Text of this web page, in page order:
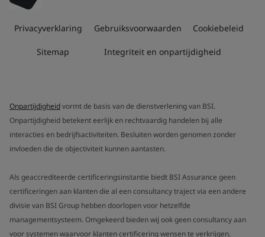
Privacyverklaring Gebruiksvoorwaarden Cookiebeleid
Sitemap Integriteit en onpartijdigheid
Onpartijdigheidvormt de basis van de dienstverlening van BSI.
Onpartijdigheid betekent eerlijk en rechtvaardig handelen bij alle
interacties en bedrijfsactiviteiten. Besluiten worden genomen zonder
invloeden die de objectiviteit kunnen aantasten.
Als geaccrediteerde certificeringsinstantie biedt BSI Assurance geen
certificeringen aan klanten die al een consultancy traject via een andere
divisie van BSI Group hebben doorlopen voor hetzelfde
managementsysteem. Omgekeerd bieden wij ook geen consultancy aan
voor systemen waarvoor klanten certificering wensen te verkrijgen.